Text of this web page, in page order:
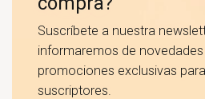
Suscríbete a nuestra
informaremos de
promociones exclusivas para
suscriptores.